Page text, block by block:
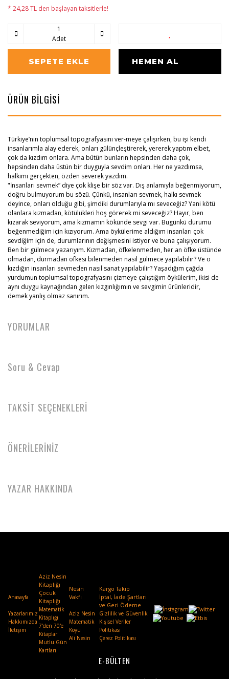
* 24,28 TL den başlayan taksitlerle!
Adet
SEPETE EKLE HEMEN AL
ÜRÜN BİLGİSİ
Türkiye’nin toplumsal topografyasını ver-meye çalışırken, bu işi kendi
insanlarımla alay ederek, onları gülünçleştirerek, yererek yaptım elbet,
çok da kızdım onlara. Ama bütün bunların hepsinden daha çok,
hepsinden daha üstün bir duyguyla sevdim onları. Her ne yazdımsa,
halkımı gerçekten, özden severek yazdım.
"İnsanları sevmek” diye çok klişe bir söz var. Dış anlamıyla beğenmiyorum,
doğru bulmuyorum bu sözü. Çünkü, insanları sevmek, halkı sevmek
deyince, onları olduğu gibi, şimdiki durumlarıyla mı seveceğiz? Yani kötü
olanlara kızmadan, kötülükleri hoş görerek mi seveceğiz? Hayır, ben
kızarak seviyorum, ama kızmamın kökünde sevgi var. Bugünkü durumu
beğenmediğim için kızıyorum. Ama öykülerime aldığım insanları çok
sevdiğim için de, durumlarının değişmesini istiyor ve buna çalışıyorum.
Ben bir gülmece yazarıyım. Kızmadan, öfkelenmeden, her an öfke üstünde
olmadan, durmadan öfkesi bilenmeden nasıl gülmece yapılabilir? Ve o
kızdığın insanları sevmeden nasıl sanat yapılabilir? Yaşadığım çağda
yurdumun toplumsal topografyasını çizmeye çalıştığım öykülerim, ikisi de
aynı duygu kaynağından gelen kızgınlığımın ve sevgimin ürünleridir,
demek yanlış olmaz sanırım.
YORUMLAR
Soru & Cevap
TAKSİT SEÇENEKLERİ
ÖNERİLERİNİZ
YAZAR HAKKINDA
Anasayfa
Yazarlarımız
Hakkımızda
İletişim
Aziz Nesin
Kitaplığı
Çocuk
Kitaplığı
Matematik
Kitaplığı
7'den 70'e
Kitaplar
Mutlu Gün
Kartları
Nesin
Vakfı
Aziz Nesin
Matematik
Köyü
Ali Nesin
Kargo Takip
İptal, İade Şartları
ve Geri Ödeme
Gizlilik ve Güvenlik
Kişisel Veriler
Politikası
Çerez Politikası
E-BÜLTEN